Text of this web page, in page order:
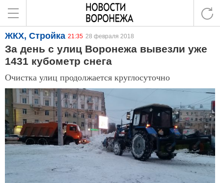
ЖКХ, Стройка 21:35 28 февраля 2018
За день с улиц Воронежа вывезли уже
1431 кубометр снега
Очистка улиц продолжается круглосуточно